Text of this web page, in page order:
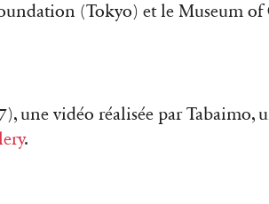
(Tokyo) et le Museum
une vidéo réalisée par Tabaimo,
.